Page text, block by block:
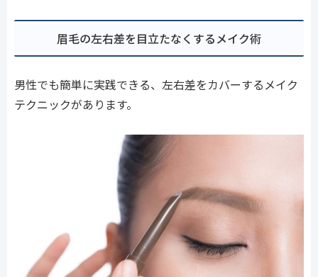
眉毛の左右差を目立たなくするメイク術
男性でも簡単に実践できる、左右差をカバーするメイク
テクニックがあります。